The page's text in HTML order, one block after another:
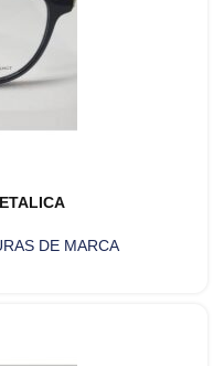
DE MARCA